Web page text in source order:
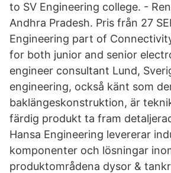
to SV Engineering college. -
Andhra Pradesh. Pris från 27
Engineering part of
for both junior and senior
engineer consultant Lund,
engineering, också känt som
baklängeskonstruktion, är
färdig produkt ta fram
Hansa Engineering levererar
komponenter och lösningar
produktområdena dysor &